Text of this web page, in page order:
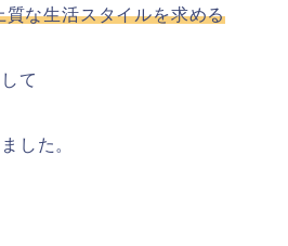
質な生活スタイルを求める
て
した。